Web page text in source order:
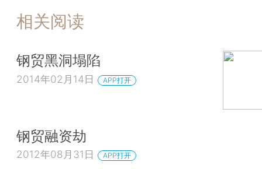
相关阅读
钢贸黑洞塌陷
2014年02月14日 APP打开
钢贸融资劫
2012年08月31日 APP打开